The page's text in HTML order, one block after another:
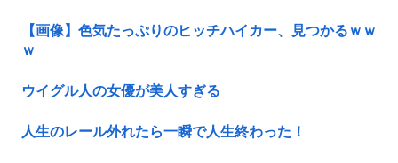
【画像】色気たっぷりのヒッチハイカー、見つかるｗｗ
ｗ
ウイグル人の女優が美人すぎる
人生のレール外れたら一瞬で人生終わった！